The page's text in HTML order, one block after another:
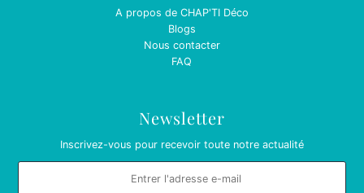
A propos de CHAP'TI Déco
Blogs
Nous contacter
FAQ
Newsletter
Inscrivez-vous pour recevoir toute notre actualité